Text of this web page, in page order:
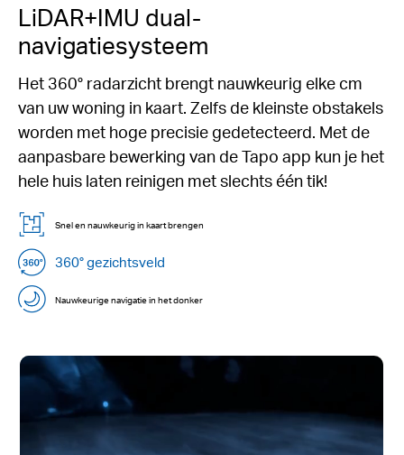
LiDAR+IMU dual-
navigatiesysteem
Het 360° radarzicht brengt nauwkeurig elke cm
van uw woning in kaart. Zelfs de kleinste obstakels
worden met hoge precisie gedetecteerd. Met de
aanpasbare bewerking van de Tapo app kun je het
hele huis laten reinigen met slechts één tik!
Snel en nauwkeurig in kaart brengen
360° gezichtsveld
Nauwkeurige navigatie in het donker